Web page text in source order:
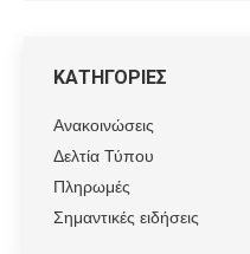
ΚΑΤΗΓΟΡΙΕΣ
Ανακοινώσεις
Δελτία Τύπου
Πληρωμές
Σημαντικές ειδήσεις